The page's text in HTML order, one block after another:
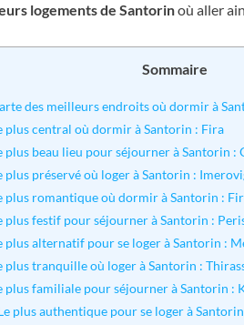
logements de Santorinoù aller
Sommaire
des meilleurs endroits où dormir à
plus central où dormir à Santorin : Fira
plus beau lieu pour séjourner à Santorin :
plus préservé où loger à Santorin :
plus romantique où dormir à Santorin :
plus festif pour séjourner à Santorin :
plus alternatif pour se loger à Santorin :
plus tranquille où loger à Santorin :
plus familiale pour séjourner à Santorin :
plus authentique pour se loger à